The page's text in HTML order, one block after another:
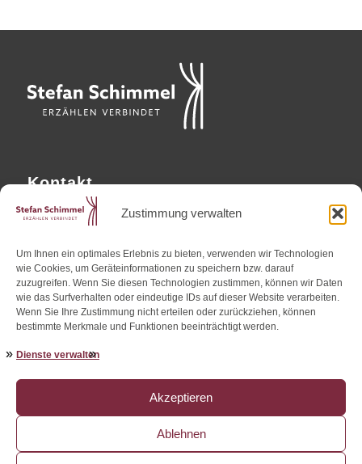
Zustimmung verwalten
Um Ihnen ein optimales Erlebnis zu bieten, verwenden wir Technologien
wie Cookies, um Geräteinformationen zu speichern bzw. darauf
zuzugreifen. Wenn Sie diesen Technologien zustimmen, können wir Daten
wie das Surfverhalten oder eindeutige IDs auf dieser Website verarbeiten.
Wenn Sie Ihre Zustimmung nicht erteilen oder zurückziehen, können
bestimmte Merkmale und Funktionen beeinträchtigt werden.
Dienste verwalten
Akzeptieren
Ablehnen
Kontakt
Mag. Stefan Schimmel
Altmüttergasse 4/13
Tel. +43/699/10443772
kontakt@stefan-schimmel.com
www.stefan-schimmel.com